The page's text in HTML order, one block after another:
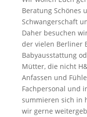
Beratung Schönes
Schwangerschaft
Daher besuchen
der vielen Berliner
Babyausstattung
Mütter, die nicht
Anfassen und
Fachpersonal und
summieren sich in
wir gerne